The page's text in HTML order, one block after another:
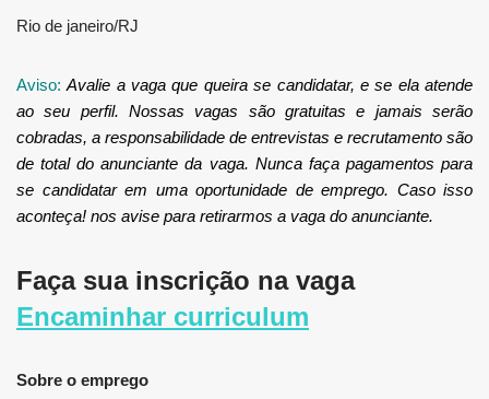
Rio de janeiro/RJ
Aviso: Avalie a vaga que queira se candidatar, e se ela atende
ao seu perfil. Nossas vagas são gratuitas e jamais serão
cobradas, a responsabilidade de entrevistas e recrutamento são
de total do anunciante da vaga. Nunca faça pagamentos para
se candidatar em uma oportunidade de emprego. Caso isso
aconteça! nos avise para retirarmos a vaga do anunciante.
Faça sua inscrição na vaga
Encaminhar curriculum
Sobre o emprego